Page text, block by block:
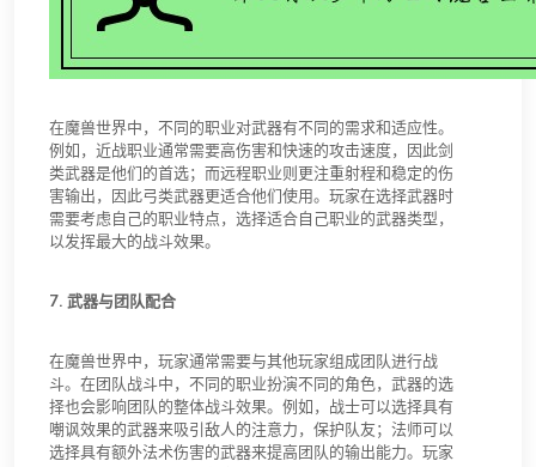
在魔兽世界中，不同的职业对武器有不同的需求和适应性。
例如，近战职业通常需要高伤害和快速的攻击速度，因此剑
类武器是他们的首选；而远程职业则更注重射程和稳定的伤
害输出，因此弓类武器更适合他们使用。玩家在选择武器时
需要考虑自己的职业特点，选择适合自己职业的武器类型，
以发挥最大的战斗效果。
7. 武器与团队配合
在魔兽世界中，玩家通常需要与其他玩家组成团队进行战
斗。在团队战斗中，不同的职业扮演不同的角色，武器的选
择也会影响团队的整体战斗效果。例如，战士可以选择具有
嘲讽效果的武器来吸引敌人的注意力，保护队友；法师可以
选择具有额外法术伤害的武器来提高团队的输出能力。玩家